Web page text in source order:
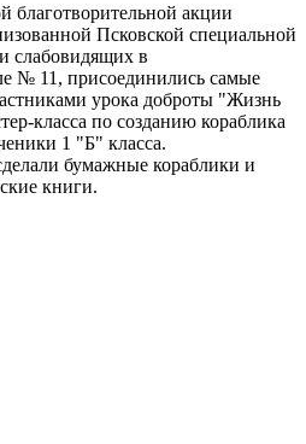
благотворительной акции
Псковской специальной
слабовидящих в
№ 11, присоединились самые
урока доброты "Жизнь
класса по созданию кораблика
1 "Б" класса.
бумажные кораблики и
книги.